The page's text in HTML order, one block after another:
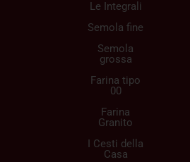
Le Integrali
Semola fine
Semola
grossa
Farina tipo
00
Farina
Granito
I Cesti della
Casa